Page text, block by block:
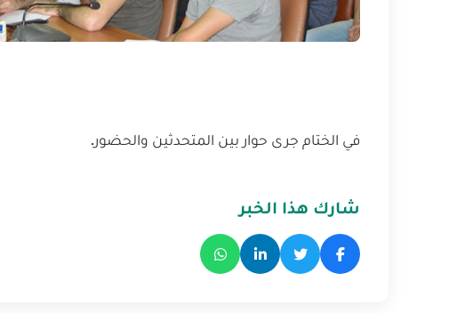
في الختام جرى حوار بين المتحدثين والحضور.
شارك هذا الخبر